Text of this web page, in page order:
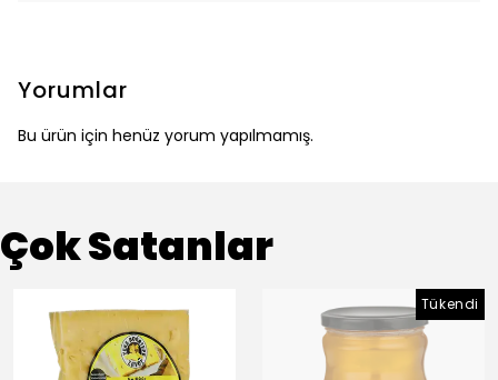
Yorumlar
Bu ürün için henüz yorum yapılmamış.
Çok Satanlar
Tükendi